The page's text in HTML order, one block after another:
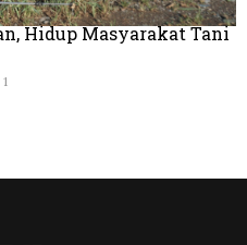
Hidup Masyarakat Tani
1